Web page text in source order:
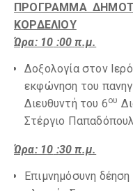
ΠΡΟΓΡΑΜΜΑ
ΚΟΡΔΕΛΙΟΥ
Ώρα: 10 :00 π.μ.
Δοξολογία στον
εκφώνηση του
Διευθυντή του 6ου
Στέργιο
Ώρα: 10 :30 π.μ.
Επιμνημόσυνη